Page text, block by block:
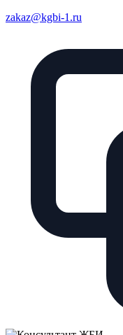
zakaz@kgbi-1.ru